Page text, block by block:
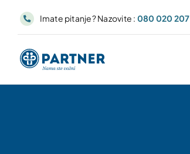
Imate pitanje? Nazovite : 080 020 207